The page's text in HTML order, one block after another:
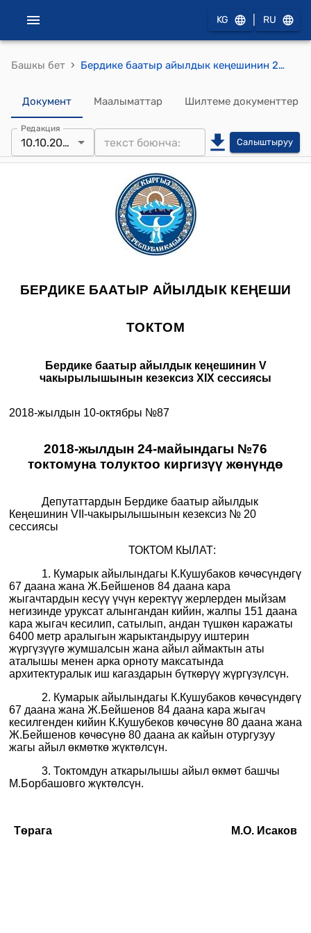
KG RU
Башкы бет › Бердике баатыр айылдык кеңешинин 2018-жылдын 10-октябрындагы №87 "2018-жылдын 24-майындагы №76 токтомуна толуктоо киргизүү жөнүндө" токтому
Документ Маалыматтар Шилтеме документтер
Редакция
10.10.2018 Салыштыруу